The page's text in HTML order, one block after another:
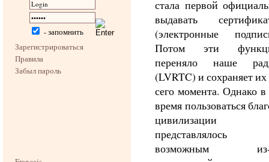
- запомнить
Зарегистрироваться
Правила
Забыл пароль
стала первой
выдавать
(электронные
Потом эти
переняло наше
(LVRTC) и сохраняет их
сего момента. Однако в
время пользоваться
цивилизации
представлялось
возможным из-